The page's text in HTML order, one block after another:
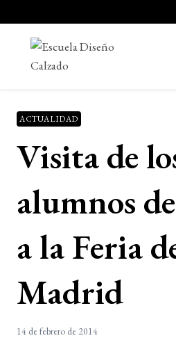
al
contenido
ACTUALIDAD
Visita de
alumnos
a la Feria
Madrid
14 de febrero de 2014